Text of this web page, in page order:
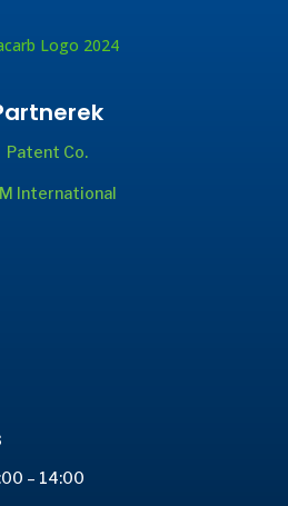
Patent Co.
International
– 14:00